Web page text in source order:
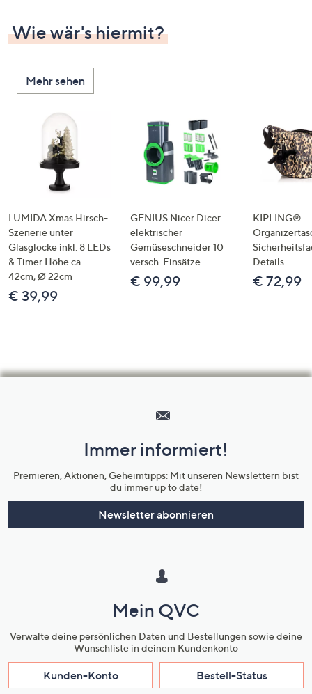
Wie wär's hiermit?
Mehr sehen
LUMIDA Xmas Hirsch-
Szenerie unter
Glasglocke inkl. 8 LEDs
& Timer Höhe ca.
42cm, Ø 22cm
€ 39,99
GENIUS Nicer Dicer
elektrischer
Gemüseschneider 10
versch. Einsätze
€ 99,99
KIPLING®
Details
€ 72,99
Unternehmensinformationen
Immer informiert!
Premieren, Aktionen, Geheimtipps: Mit unseren Newslettern bist
du immer up to date!
Newsletter abonnieren
Mein QVC
Verwalte deine persönlichen Daten und Bestellungen sowie deine
Wunschliste in deinem Kundenkonto
Kunden-Konto Bestell-Status